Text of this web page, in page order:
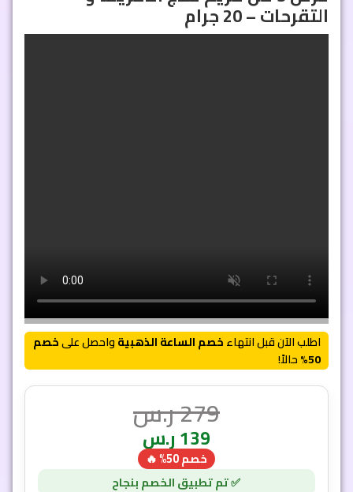
التقرحات – 20 جرام
اطلب الآن قبل انتهاءخصم الساعة الذهبيةواحصل علىخصم
50% حالاً!
279ر.س
139ر.س
خصم 50% 🔥